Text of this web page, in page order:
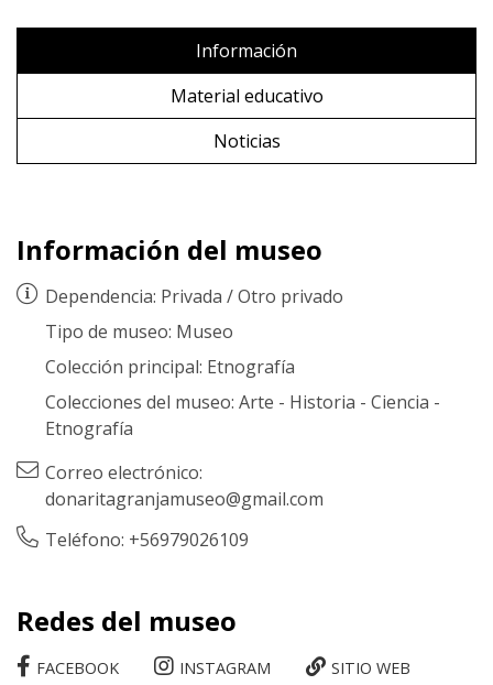
Información
Material educativo
Noticias
Información del museo
Dependencia: Privada /Otro privado
Tipo de museo: Museo
Colección principal: Etnografía
Colecciones del museo: Arte - Historia - Ciencia -
Etnografía
Correo electrónico:
donaritagranjamuseo@gmail.com
Teléfono: +56979026109
Redes del museo
FACEBOOK INSTAGRAM SITIO WEB